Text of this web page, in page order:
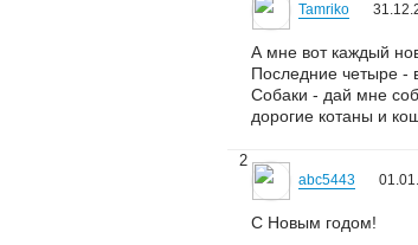
Tamriko
А мне вот каждый
Последние четыре -
Собаки - дай мне
дорогие котаны и
2
abc5443
С Новым годом!